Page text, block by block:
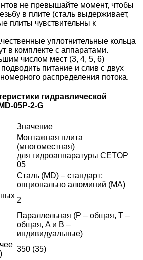
не превышайте момент, чтобы
в плите (сталь выдерживает,
плиты чувствительны к
уплотнительные кольца
в комплекте с аппаратами.
числом мест (3, 4, 5, 6)
питание и слив с двух
распределения потока.
гидравлической
05P-2-G
Значение
Монтажная плита
(многоместная)
для гидроаппаратуры CETOP
05
Сталь (MD) – стандарт;
опционально алюминий (MA)
2
Параллельная (P – общая, T –
общая, A и B –
индивидуальные)
350 (35)